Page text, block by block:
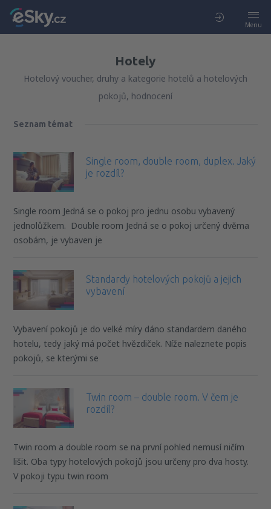
Menu
Hotely
Hotelový voucher, druhy a kategorie hotelů a hotelových
pokojů, hodnocení
Seznam témat
Single room, double room, duplex. Jaký
je rozdíl?
Single room Jedná se o pokoj pro jednu osobu vybavený
jednolůžkem. Double room Jedná se o pokoj určený dvěma
osobám, je vybaven je
Standardy hotelových pokojů a jejich
vybavení
Vybavení pokojů je do velké míry dáno standardem daného
hotelu, tedy jaký má počet hvězdiček. Níže naleznete popis
pokojů, se kterými se
Twin room – double room. V čem je
rozdíl?
Twin room a double room se na první pohled nemusí ničím
lišit. Oba typy hotelových pokojů jsou určeny pro dva hosty.
V pokoji typu twin room